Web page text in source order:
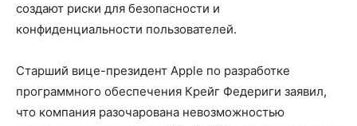
создают риски для безопасности и
конфиденциальности пользователей.
Старший вице-президент Apple по разработке
программного обеспечения Крейг Федериги заявил,
что компания разочарована невозможностью